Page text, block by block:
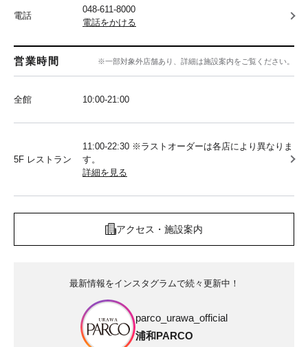
電話
048-611-8000
電話をかける
営業時間 ※一部対象外店舗あり、詳細は施設案内をご覧ください。
全館 10:00‐21:00
5F レストラン
11:00-22:30 ※ラストオーダーは各店により異なりま
す。
詳細を見る
アクセス・施設案内
最新情報をインスタグラムで続々更新中！
parco_urawa_official
浦和PARCO